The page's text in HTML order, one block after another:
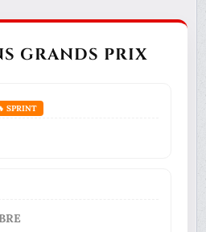
GRANDS PRIX
SPRINT